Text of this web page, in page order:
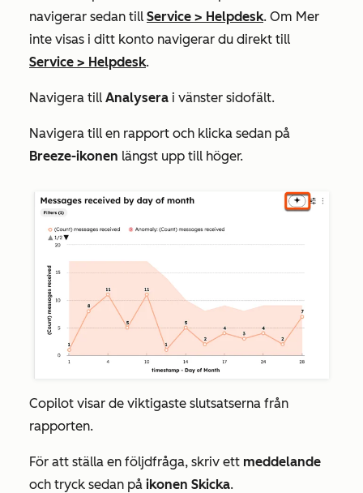
navigerar sedan till Service > Helpdesk. Om Mer
inte visas i ditt konto navigerar du direkt till
Service > Helpdesk.
Navigera till Analysera i vänster sidofält.
Navigera till en rapport och klicka sedan på
Breeze-ikonen längst upp till höger.
Copilot visar de viktigaste slutsatserna från
rapporten.
För att ställa en följdfråga, skriv ett meddelande
och tryck sedan på ikonen Skicka.